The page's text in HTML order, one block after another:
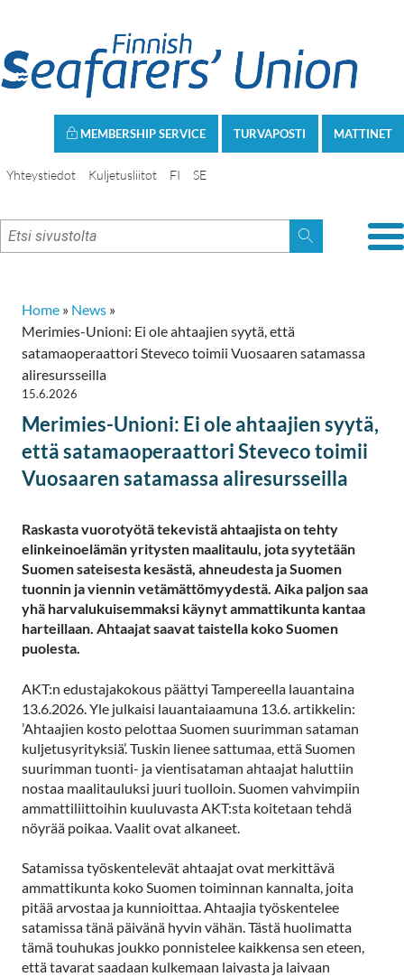
MATTINET
TURVAPOSTI
MEMBERSHIP SERVICE
Yhteystiedot Kuljetusliitot FI SE
Home » News »
Merimies-Unioni: Ei ole ahtaajien syytä, että
satamaoperaattori Steveco toimii Vuosaaren satamassa
aliresursseilla
15.6.2026
Merimies-Unioni: Ei ole ahtaajien syytä,
että satamaoperaattori Steveco toimii
Vuosaaren satamassa aliresursseilla
Raskasta vuorotyötä tekevistä ahtaajista on tehty
elinkeinoelämän yritysten maalitaulu, jota syytetään
Suomen sateisesta kesästä, ahneudesta ja Suomen
tuonnin ja viennin vetämättömyydestä. Aika paljon saa
yhä harvalukuisemmaksi käynyt ammattikunta kantaa
harteillaan. Ahtaajat saavat taistella koko Suomen
puolesta.
AKT:n edustajakokous päättyi Tampereella lauantaina
13.6.2026. Yle julkaisi lauantaiaamuna 13.6. artikkelin:
’Ahtaajien kosto pelottaa Suomen suurimman sataman
kuljetusyrityksiä’. Tuskin lienee sattumaa, että Suomen
suurimman tuonti- ja vientisataman ahtaajat haluttiin
nostaa maalitauluksi juuri tuolloin. Suomen vahvimpiin
ammattiliittoihin kuuluvasta AKT:sta koitetaan tehdä
nöyrää poikaa. Vaalit ovat alkaneet.
Satamissa työskentelevät ahtaajat ovat merkittävä
ammattikunta koko Suomen toiminnan kannalta, joita
pitää arvostaa ja kunnioittaa. Ahtaajia työskentelee
satamissa tänä päivänä hyvin vähän. Tästä huolimatta
tämä touhukas joukko ponnistelee kaikkensa sen eteen,
että tavarat saadaan kulkemaan laivasta ja laivaan